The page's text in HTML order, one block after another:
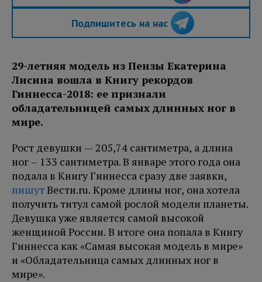
Подпишитесь на нас
29-летняя модель из Пензы Екатерина
Лисина вошла в Книгу рекордов
Гиннесса-2018: ее признали
обладательницей самых длинных ног в
мире.
Рост девушки — 205,74 сантиметра, а длина
ног – 133 сантиметра. В январе этого года она
подала в Книгу Гиннесса сразу две заявки,
пишутВести.ru. Кроме длины ног, она хотела
получить титул самой рослой модели планеты.
Девушка уже является самой высокой
женщиной России. В итоге она попала в Книгу
Гиннесса как «Самая высокая модель в мире»
и «Обладательница самых длинных ног в
мире».